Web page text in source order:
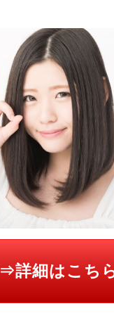
⇒詳細はこち